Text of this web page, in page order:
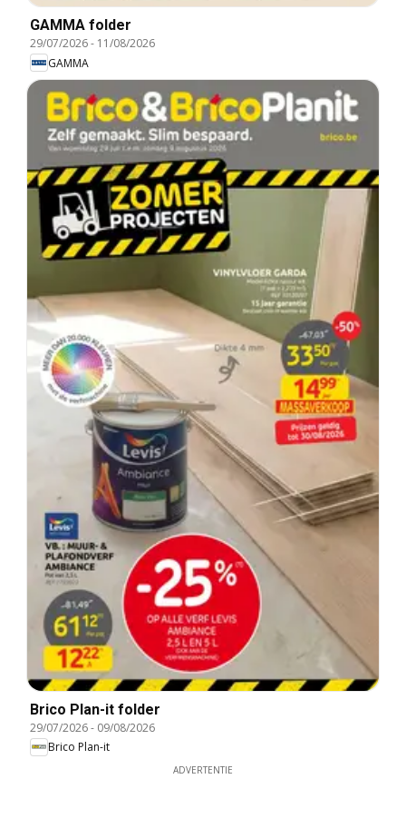
GAMMA folder
29/07/2026- 11/08/2026
GAMMA
Brico Plan-it folder
29/07/2026- 09/08/2026
Brico Plan-it
ADVERTENTIE